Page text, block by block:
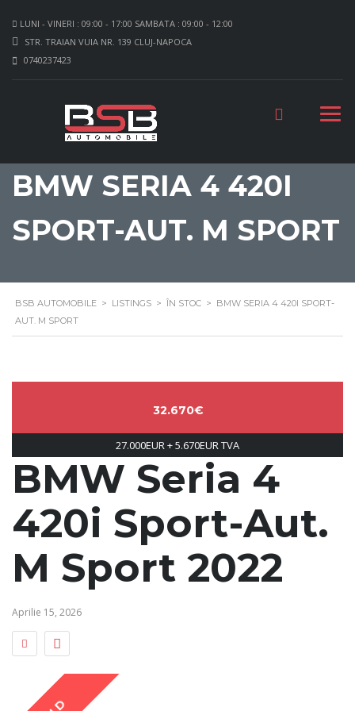
LUNI - VINERI : 09:00 - 17:00 SAMBATA : 09:00 - 12:00
STR. TRAIAN VUIA NR. 139 CLUJ-NAPOCA
0740237423
BMW SERIA 4 420I
SPORT-AUT. M SPORT
BSB AUTOMOBILE > LISTINGS > ÎN STOC > BMW SERIA 4 420I SPORT-
AUT. M SPORT
32.670€
27.000EUR + 5.670EUR TVA
BMW Seria 4
420i Sport-Aut.
M Sport 2022
Aprilie 15, 2026